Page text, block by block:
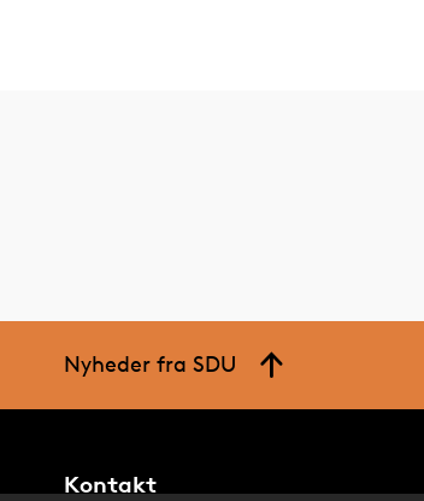
Nyheder fra SDU
Kontakt